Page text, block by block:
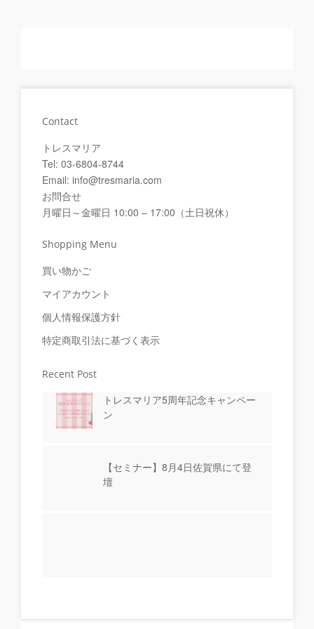
Contact
トレスマリア
Tel: 03-6804-8744
Email: info@tresmaria.com
お問合せ
月曜日～金曜日 10:00 – 17:00（土日祝休）
Shopping Menu
買い物かご
マイアカウント
個人情報保護方針
特定商取引法に基づく表示
Recent Post
トレスマリア5周年記念キャンペー
ン
【セミナー】8月4日佐賀県にて登
壇